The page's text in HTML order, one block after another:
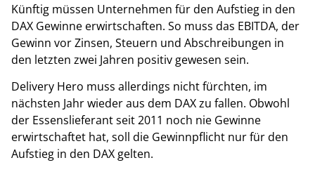
Künftig müssen Unternehmen für den Aufstieg in den
DAX Gewinne erwirtschaften. So muss das EBITDA, der
Gewinn vor Zinsen, Steuern und Abschreibungen in
den letzten zwei Jahren positiv gewesen sein.
Delivery Hero muss allerdings nicht fürchten, im
nächsten Jahr wieder aus dem DAX zu fallen. Obwohl
der Essenslieferant seit 2011 noch nie Gewinne
erwirtschaftet hat, soll die Gewinnpflicht nur für den
Aufstieg in den DAX gelten.